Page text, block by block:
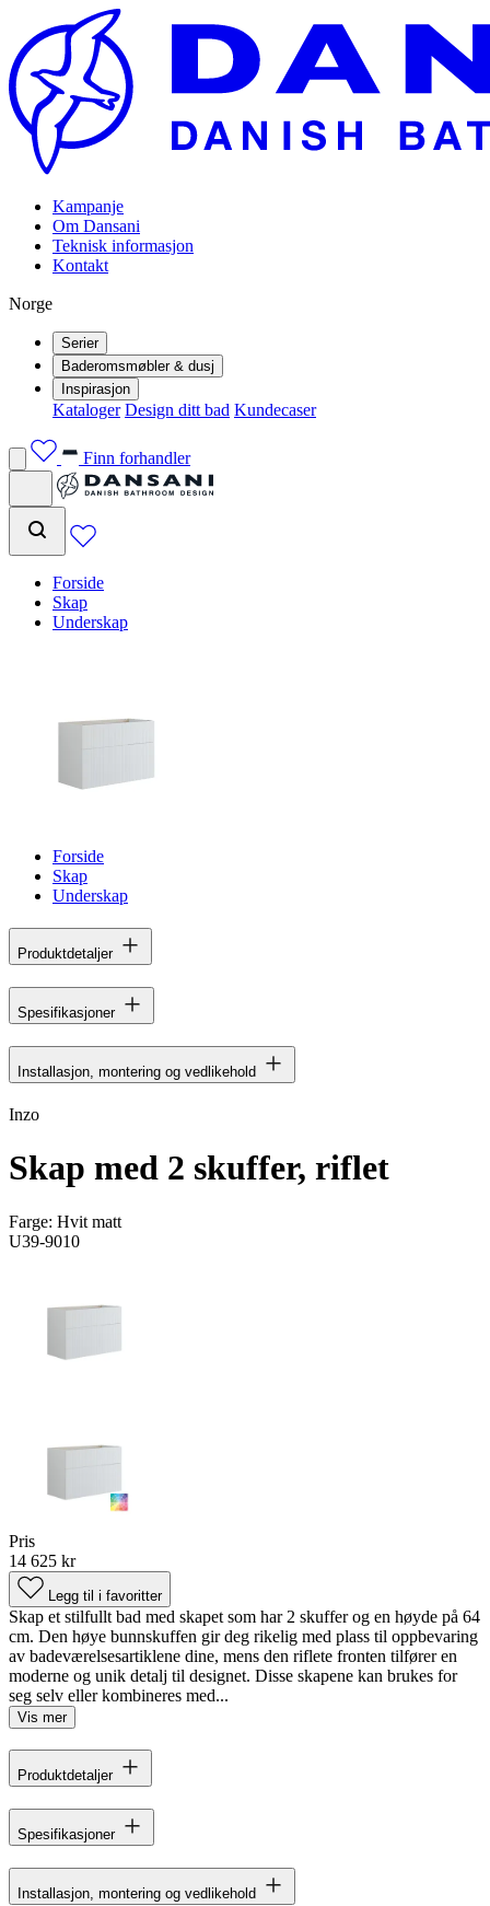
Kampanje
Om Dansani
Teknisk informasjon
Kontakt
Norge
Serier
Baderomsmøbler & dusj
Inspirasjon
Kataloger Design ditt bad Kundecaser
Finn forhandler
Forside
Skap
Underskap
Forside
Skap
Underskap
Produktdetaljer
Spesifikasjoner
Installasjon, montering og vedlikehold
Inzo
Skap med 2 skuffer, riflet
Farge: Hvit matt
U39-9010
Pris
14 625 kr
Legg til i favoritter
Skap et stilfullt bad med skapet som har 2 skuffer og en høyde på 64
cm. Den høye bunnskuffen gir deg rikelig med plass til oppbevaring
av badeværelsesartiklene dine, mens den riflete fronten tilfører en
moderne og unik detalj til designet. Disse skapene kan brukes for
seg selv eller kombineres med...
Vis mer
Produktdetaljer
Spesifikasjoner
Installasjon, montering og vedlikehold